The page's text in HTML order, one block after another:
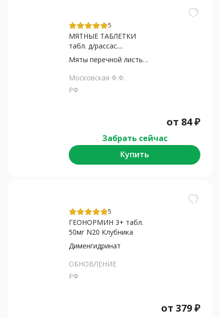
5
МЯТНЫЕ ТАБЛЕТКИ
табл. д/рассас....
Мяты перечной листьев масло
Московская Ф.Ф.
РФ
от 84₽
Забрать сейчас
Купить
5
ГЕОНОРМИН 3+ табл.
50мг N20 Клубника
Дименгидринат
ОБНОВЛЕНИЕ
РФ
от 379₽